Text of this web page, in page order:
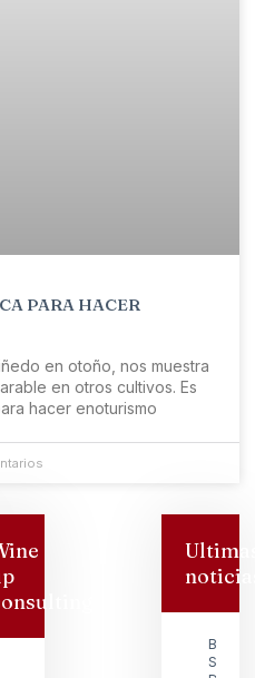
PARA HACER
en otoño, nos muestra
en otros cultivos. Es
hacer enoturismo
San